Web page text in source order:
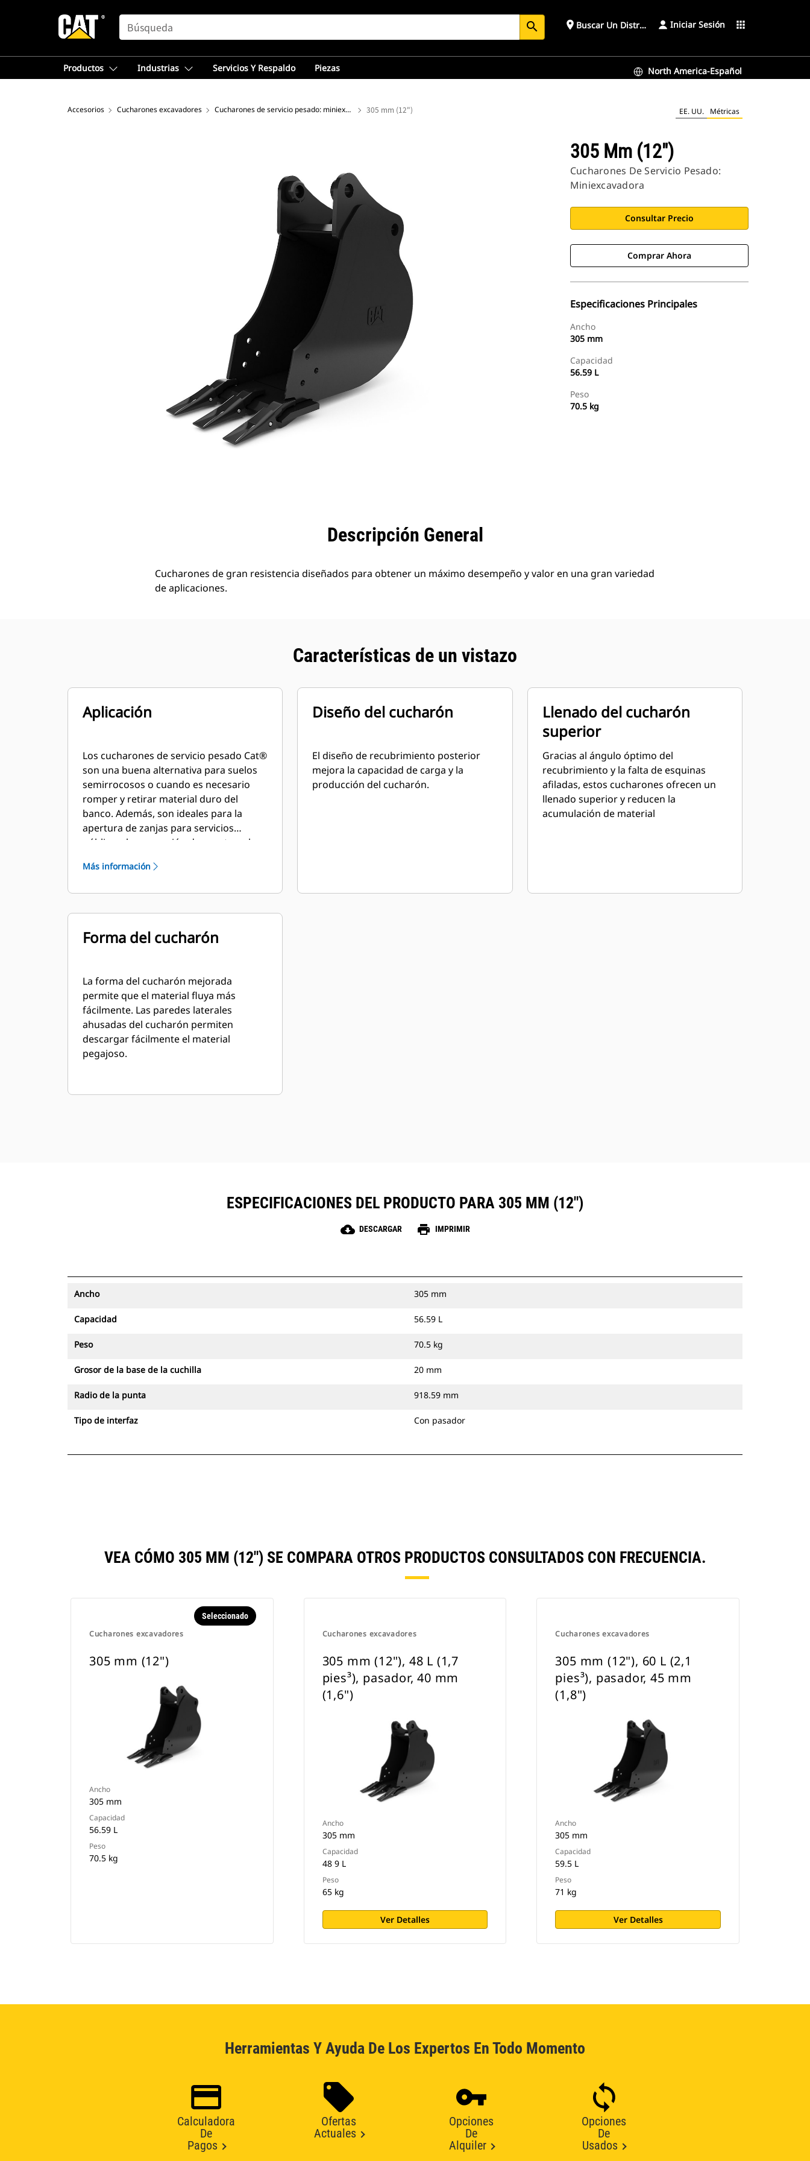
SEARCH search place Buscar Un Distribuidor Iniciar Sesión apps
Productos Industrias Servicios Y Respaldo Piezas North America-Español
Accesorios Cucharones excavadores Cucharones de servicio pesado: miniexcavadora 305 mm (12") EE. UU. Métricas
305 Mm (12")
Cucharones De Servicio Pesado:
Miniexcavadora
Consultar Precio
Comprar Ahora
Especificaciones Principales
Ancho
305 mm
Capacidad
56.59 L
Peso
70.5 kg
Descripción General
Cucharones de gran resistencia diseñados para obtener un máximo desempeño y valor en una gran variedad
de aplicaciones.
Características de un vistazo
Aplicación
Los cucharones de servicio pesado Cat®
son una buena alternativa para suelos
semirrocosos o cuando es necesario
romper y retirar material duro del
banco. Además, son ideales para la
apertura de zanjas para servicios
públicos, la excavación de zapatas, el
aplicaciones de construcción,
Más información
Diseño del cucharón
El diseño de recubrimiento posterior
mejora la capacidad de carga y la
producción del cucharón.
Llenado del cucharón
superior
Gracias al ángulo óptimo del
recubrimiento y la falta de esquinas
afiladas, estos cucharones ofrecen un
llenado superior y reducen la
acumulación de material
Forma del cucharón
La forma del cucharón mejorada
permite que el material fluya más
fácilmente. Las paredes laterales
ahusadas del cucharón permiten
descargar fácilmente el material
pegajoso.
ESPECIFICACIONES DEL PRODUCTO PARA 305 MM (12")
cloud_download DESCARGAR print IMPRIMIR
Ancho 305 mm
Capacidad 56.59 L
Peso 70.5 kg
Grosor de la base de la cuchilla 20 mm
Radio de la punta 918.59 mm
Tipo de interfaz Con pasador
VEA CÓMO 305 MM (12") SE COMPARA OTROS PRODUCTOS CONSULTADOS CON FRECUENCIA.
Cucharones excavadores
Seleccionado
305 mm (12")
Ancho
305 mm
Capacidad
56.59 L
Peso
70.5 kg
Cucharones excavadores
305 mm (12"), 48 L (1,7
pies³), pasador, 40 mm
(1,6")
Ancho
305 mm
Capacidad
48 9 L
Peso
65 kg
Ver Detalles
Cucharones excavadores
305 mm (12"), 60 L (2,1
pies³), pasador, 45 mm
(1,8")
Ancho
305 mm
Capacidad
59.5 L
Peso
71 kg
Ver Detalles
Herramientas Y Ayuda De Los Expertos En Todo Momento
Calculadora
De
Pagos
Ofertas
Actuales
Opciones
De
Alquiler
Opciones
De
Usados